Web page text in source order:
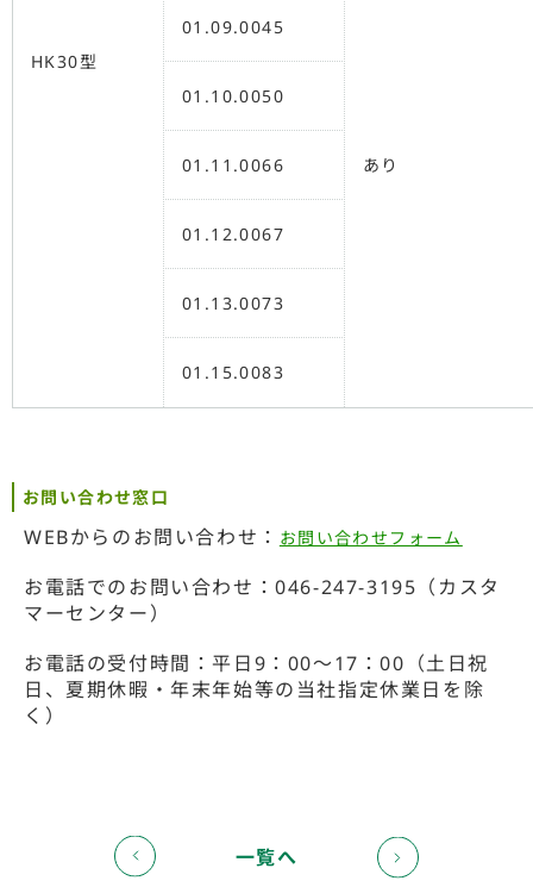
HK30型
あり
01.09.0045
01.10.0050
01.11.0066
01.12.0067
01.13.0073
01.15.0083
お問い合わせ窓口
WEBからのお問い合わせ： お問い合わせフォーム
お電話でのお問い合わせ：046-247-3195（カスタ
マーセンター）
お電話の受付時間：平日9：00～17：00（土日祝
日、夏期休暇・年末年始等の当社指定休業日を除
く）
一覧へ